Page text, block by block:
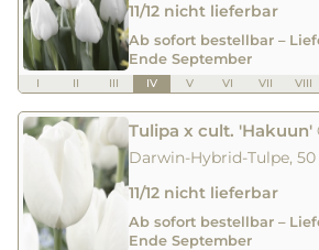
11/12 nicht lieferbar
Ab sofort bestellbar –
Ende September
I II III IV V VI VII VIII
Tulipa x cult. 'Hakuun'
Darwin-Hybrid-Tulpe,
11/12 nicht lieferbar
Ab sofort bestellbar –
Ende September